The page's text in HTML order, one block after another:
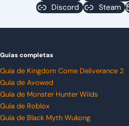
Discord
Steam
Guías completas
Guía de Kingdom Come Deliverance 2
Guía de Avowed
Guía de Monster Hunter Wilds
Guía de Roblox
Guía de Black Myth Wukong